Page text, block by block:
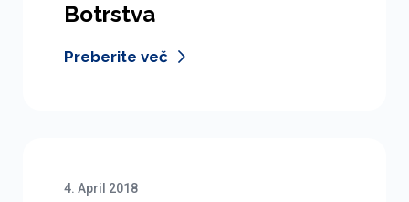
Botrstva
Preberite več
4. April 2018